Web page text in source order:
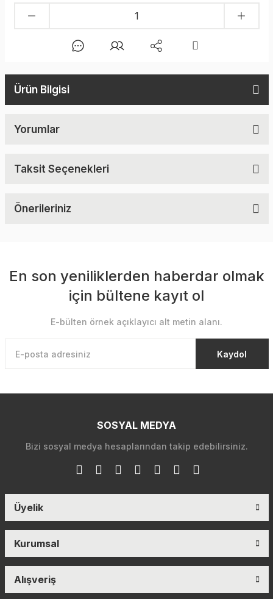
Ürün Bilgisi
Yorumlar
Taksit Seçenekleri
Önerileriniz
En son yeniliklerden haberdar olmak
için bültene kayıt ol
E-bülten örnek açıklayıcı alt metin alanı.
Kaydol
SOSYAL MEDYA
Bizi sosyal medya hesaplarından takip edebilirsiniz.
Üyelik
Kurumsal
Alışveriş